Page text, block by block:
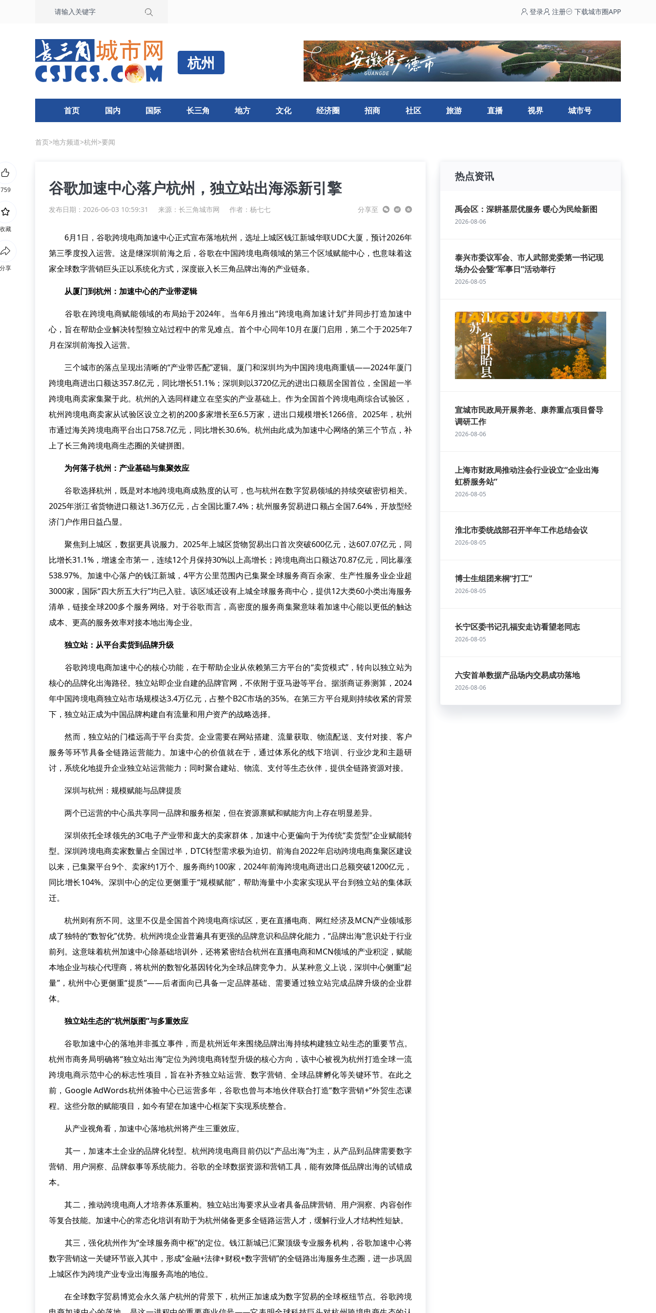
登录 注册 下载城市圈APP
杭州
首页 国内 国际 长三角 地方 文化 经济圈 招商 社区 旅游 直播 视界 城市号
首页>地方频道>杭州>要闻
谷歌加速中心落户杭州，独立站出海添新引擎
发布日期：2026-06-03 10:59:31 来源： 长三角城市网 作者：杨七七 分享至
6月1日，谷歌跨境电商加速中心正式宣布落地杭州，选址上城区钱江新城华联UDC大厦，预计2026年
第三季度投入运营。这是继深圳前海之后，谷歌在中国跨境电商领域的第三个区域赋能中心，也意味着这
家全球数字营销巨头正以系统化方式，深度嵌入长三角品牌出海的产业链条。
从厦门到杭州：加速中心的产业带逻辑
谷歌在跨境电商赋能领域的布局始于2024年。当年6月推出“跨境电商加速计划”并同步打造加速中
心，旨在帮助企业解决转型独立站过程中的常见难点。首个中心同年10月在厦门启用，第二个于2025年7
月在深圳前海投入运营。
三个城市的落点呈现出清晰的“产业带匹配”逻辑。厦门和深圳均为中国跨境电商重镇——2024年厦门
跨境电商进出口额达357.8亿元，同比增长51.1%；深圳则以3720亿元的进出口额居全国首位，全国超一半
跨境电商卖家集聚于此。杭州的入选同样建立在坚实的产业基础上。作为全国首个跨境电商综合试验区，
杭州跨境电商卖家从试验区设立之初的200多家增长至6.5万家，进出口规模增长1266倍。2025年，杭州
市通过海关跨境电商平台出口758.7亿元，同比增长30.6%。杭州由此成为加速中心网络的第三个节点，补
上了长三角跨境电商生态圈的关键拼图。
为何落子杭州：产业基础与集聚效应
谷歌选择杭州，既是对本地跨境电商成熟度的认可，也与杭州在数字贸易领域的持续突破密切相关。
2025年浙江省货物进口额达1.36万亿元，占全国比重7.4%；杭州服务贸易进口额占全国7.64%，开放型经
济门户作用日益凸显。
聚焦到上城区，数据更具说服力。2025年上城区货物贸易出口首次突破600亿元，达607.07亿元，同
比增长31.1%，增速全市第一，连续12个月保持30%以上高增长；跨境电商出口额达70.87亿元，同比暴涨
538.97%。加速中心落户的钱江新城，4平方公里范围内已集聚全球服务商百余家、生产性服务业企业超
3000家，国际“四大所五大行”均已入驻。该区域还设有上城全球服务商中心，提供12大类60小类出海服务
清单，链接全球200多个服务网络。对于谷歌而言，高密度的服务商集聚意味着加速中心能以更低的触达
成本、更高的服务效率对接本地出海企业。
独立站：从平台卖货到品牌升级
谷歌跨境电商加速中心的核心功能，在于帮助企业从依赖第三方平台的“卖货模式”，转向以独立站为
核心的品牌化出海路径。独立站即企业自建的品牌官网，不依附于亚马逊等平台。据浙商证券测算，2024
年中国跨境电商独立站市场规模达3.4万亿元，占整个B2C市场的35%。在第三方平台规则持续收紧的背景
下，独立站正成为中国品牌构建自有流量和用户资产的战略选择。
然而，独立站的门槛远高于平台卖货。企业需要在网站搭建、流量获取、物流配送、支付对接、客户
服务等环节具备全链路运营能力。加速中心的价值就在于，通过体系化的线下培训、行业沙龙和主题研
讨，系统化地提升企业独立站运营能力；同时聚合建站、物流、支付等生态伙伴，提供全链路资源对接。
深圳与杭州：规模赋能与品牌提质
两个已运营的中心虽共享同一品牌和服务框架，但在资源禀赋和赋能方向上存在明显差异。
深圳依托全球领先的3C电子产业带和庞大的卖家群体，加速中心更偏向于为传统“卖货型”企业赋能转
型。深圳跨境电商卖家数量占全国过半，DTC转型需求极为迫切。前海自2022年启动跨境电商集聚区建设
以来，已集聚平台9个、卖家约1万个、服务商约100家，2024年前海跨境电商进出口总额突破1200亿元，
同比增长104%。深圳中心的定位更侧重于“规模赋能”，帮助海量中小卖家实现从平台到独立站的集体跃
迁。
杭州则有所不同。这里不仅是全国首个跨境电商综试区，更在直播电商、网红经济及MCN产业领域形
成了独特的“数智化”优势。杭州跨境企业普遍具有更强的品牌意识和品牌化能力，“品牌出海”意识处于行业
前列。这意味着杭州加速中心除基础培训外，还将紧密结合杭州在直播电商和MCN领域的产业积淀，赋能
本地企业与核心代理商，将杭州的数智化基因转化为全球品牌竞争力。从某种意义上说，深圳中心侧重“起
量”，杭州中心更侧重“提质”——后者面向已具备一定品牌基础、需要通过独立站完成品牌升级的企业群
体。
独立站生态的“杭州版图”与多重效应
谷歌加速中心的落地并非孤立事件，而是杭州近年来围绕品牌出海持续构建独立站生态的重要节点。
杭州市商务局明确将“独立站出海”定位为跨境电商转型升级的核心方向，该中心被视为杭州打造全球一流
跨境电商示范中心的标志性项目，旨在补齐独立站运营、数字营销、全球品牌孵化等关键环节。在此之
前，Google AdWords杭州体验中心已运营多年，谷歌也曾与本地伙伴联合打造“数字营销+”外贸生态课
程。这些分散的赋能项目，如今有望在加速中心框架下实现系统整合。
从产业视角看，加速中心落地杭州将产生三重效应。
其一，加速本土企业的品牌化转型。杭州跨境电商目前仍以“产品出海”为主，从产品到品牌需要数字
营销、用户洞察、品牌叙事等系统能力。谷歌的全球数据资源和营销工具，能有效降低品牌出海的试错成
本。
其二，推动跨境电商人才培养体系重构。独立站出海要求从业者具备品牌营销、用户洞察、内容创作
等复合技能。加速中心的常态化培训有助于为杭州储备更多全链路运营人才，缓解行业人才结构性短缺。
其三，强化杭州作为“全球服务商中枢”的定位。钱江新城已汇聚顶级专业服务机构，谷歌加速中心将
数字营销这一关键环节嵌入其中，形成“金融+法律+财税+数字营销”的全链路出海服务生态圈，进一步巩固
上城区作为跨境产业专业出海服务高地的地位。
在全球数字贸易博览会永久落户杭州的背景下，杭州正加速成为数字贸易的全球枢纽节点。谷歌跨境
热点资讯
禹会区：深耕基层优服务 暖心为民绘新图
2026-08-06
泰兴市委议军会、市人武部党委第一书记现
场办公会暨“军事日”活动举行
2026-08-05
宣城市民政局开展养老、康养重点项目督导
调研工作
2026-08-06
上海市财政局推动注会行业设立“企业出海
虹桥服务站”
2026-08-05
淮北市委统战部召开半年工作总结会议
2026-08-05
博士生组团来桐“打工”
2026-08-05
长宁区委书记孔福安走访看望老同志
2026-08-05
六安首单数据产品场内交易成功落地
2026-08-06
759
收藏
分享